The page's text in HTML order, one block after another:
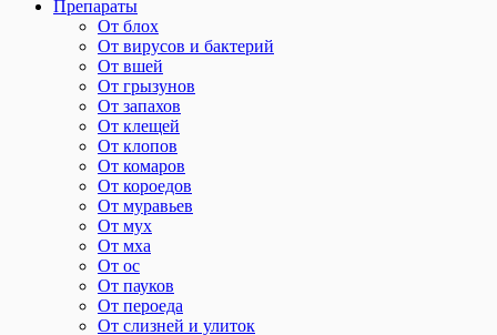
Препараты
От блох
От вирусов и бактерий
От вшей
От грызунов
От запахов
От клещей
От клопов
От комаров
От короедов
От муравьев
От мух
От мха
От ос
От пауков
От пероеда
От слизней и улиток